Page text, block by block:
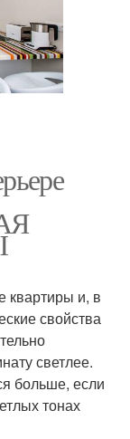
квартиры и, в
свойства
светлее.
больше, если
тонах